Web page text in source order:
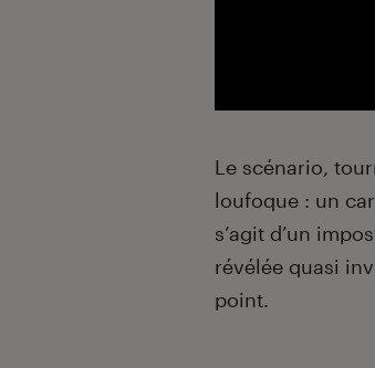
Le scénario,
loufoque : un
s’agit d’un
révélée quasi
point.